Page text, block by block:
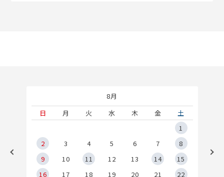
8月
日
月 火 水 木 金
土
1
2
3 4 5 6 7
8
9
10 11 12 13 14
15
16
17 18 19 20 21
22